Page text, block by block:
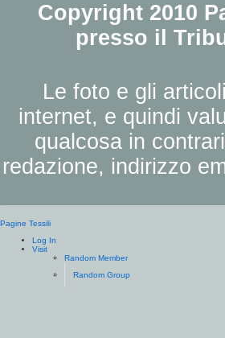
Copyright 2010
presso il
Le foto e gli
internet, e quindi
qualcosa in
redazione, indirizzo
Pagine Tessili
Log In
Visit
Random Member
Random Group